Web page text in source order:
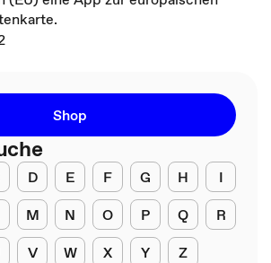
Shop
D E F G H
I
M N O P Q
R
V W X Y Z